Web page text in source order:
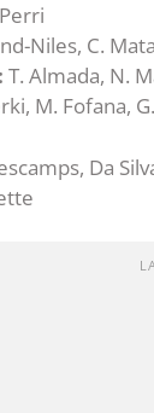
Niles, C.
T. Almada, N.
M. Fofana,
Da